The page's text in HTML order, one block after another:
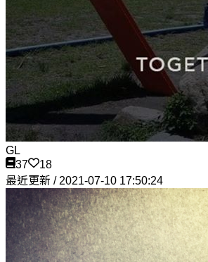
GL
37
18
最近更新 / 2021-07-10 17:50:24